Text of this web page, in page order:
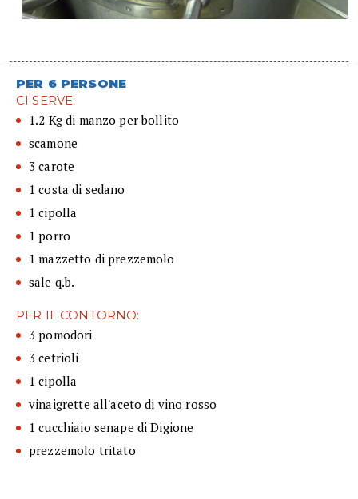
PER 6 PERSONE
CI SERVE:
1.2 Kg di manzo per bollito
scamone
3 carote
1 costa di sedano
1 cipolla
1 porro
1 mazzetto di prezzemolo
sale q.b.
PER IL CONTORNO:
3 pomodori
3 cetrioli
1 cipolla
vinaigrette all'aceto di vino rosso
1 cucchiaio senape di Digione
prezzemolo tritato